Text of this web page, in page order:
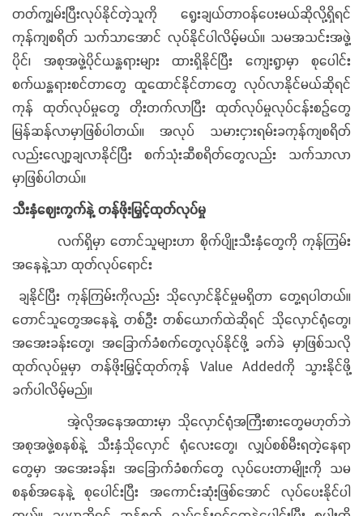
တတ်ကျွမ်းပြီးလုပ်နိုင်တဲ့သူကို ရွေးချယ်တာဝန်ပေးမယ်ဆိုလို့ရှိရင်
ကုန်ကျစရိတ် သက်သာအောင် လုပ်နိုင်ပါလိမ့်မယ်။ သမအသင်းအဖွဲ့
ပိုင်၊ အစုအဖွဲ့ပိုင်ယန္တရားများ ထားရှိနိုင်ပြီး ကျေးရွာမှာ စုပေါင်း
စက်ယန္တရားစင်တာတွေ ထူထောင်နိုင်တာတွေ လုပ်လာနိုင်မယ်ဆိုရင်
ကုန် ထုတ်လုပ်မှုတွေ တိုးတက်လာပြီး ထုတ်လုပ်မှုလုပ်ငန်းစဉ်တွေ
မြန်ဆန်လာမှာဖြစ်ပါတယ်။ အလုပ် သမားငှားရမ်းခကုန်ကျစရိတ်
လည်းလျော့ချလာနိုင်ပြီး စက်သုံးဆီစရိတ်တွေလည်း သက်သာလာ
မှာဖြစ်ပါတယ်။
သီးနှံဈေးကွက်နဲ့ တန်ဖိုးမြှင့်ထုတ်လုပ်မှု
လက်ရှိမှာ တောင်သူများဟာ စိုက်ပျိုးသီးနှံတွေကို ကုန်ကြမ်း
အနေနဲ့သာ ထုတ်လုပ်ရောင်း
ချနိုင်ပြီး ကုန်ကြမ်းကိုလည်း သိုလှောင်နိုင်မှုမရှိတာ တွေ့ရပါတယ်။
တောင်သူတွေအနေနဲ့ တစ်ဦး တစ်ယောက်ထဲဆိုရင် သိုလှောင်ရုံတွေ၊
အအေးခန်းတွေ၊ အခြောက်ခံစက်တွေလုပ်နိုင်ဖို့ ခက်ခဲ မှာဖြစ်သလို
ထုတ်လုပ်မှုမှာ တန်ဖိုးမြှင့်ထုတ်ကုန် Value Addedကို သွားနိုင်ဖို့
ခက်ပါလိမ့်မည်။
အဲ့လိုအနေအထားမှာ သိုလှောင်ရုံအကြီးစားတွေမဟုတ်ဘဲ
အစုအဖွဲ့စနစ်နဲ့ သီးနှံသိုလှောင် ရုံလေးတွေ၊ လျှပ်စစ်မီးရတဲ့နေရာ
တွေမှာ အအေးခန်း၊ အခြောက်ခံစက်တွေ လုပ်ပေးတာမျိုးကို သမ
စနစ်အနေနဲ့ စုပေါင်းပြီး အကောင်းဆုံးဖြစ်အောင် လုပ်ပေးနိုင်ပါ